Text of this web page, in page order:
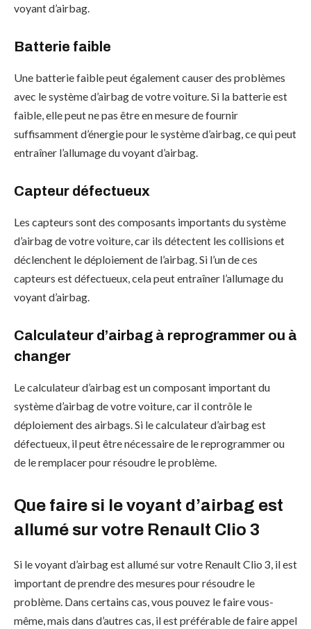
voyant d’airbag.
Batterie faible
Une batterie faible peut également causer des problèmes
avec le système d’airbag de votre voiture. Si la batterie est
faible, elle peut ne pas être en mesure de fournir
suffisamment d’énergie pour le système d’airbag, ce qui peut
entraîner l’allumage du voyant d’airbag.
Capteur défectueux
Les capteurs sont des composants importants du système
d’airbag de votre voiture, car ils détectent les collisions et
déclenchent le déploiement de l’airbag. Si l’un de ces
capteurs est défectueux, cela peut entraîner l’allumage du
voyant d’airbag.
Calculateur d’airbag à reprogrammer ou à
changer
Le calculateur d’airbag est un composant important du
système d’airbag de votre voiture, car il contrôle le
déploiement des airbags. Si le calculateur d’airbag est
défectueux, il peut être nécessaire de le reprogrammer ou
de le remplacer pour résoudre le problème.
Que faire si le voyant d’airbag est
allumé sur votre Renault Clio 3
Si le voyant d’airbag est allumé sur votre Renault Clio 3, il est
important de prendre des mesures pour résoudre le
problème. Dans certains cas, vous pouvez le faire vous-
même, mais dans d’autres cas, il est préférable de faire appel